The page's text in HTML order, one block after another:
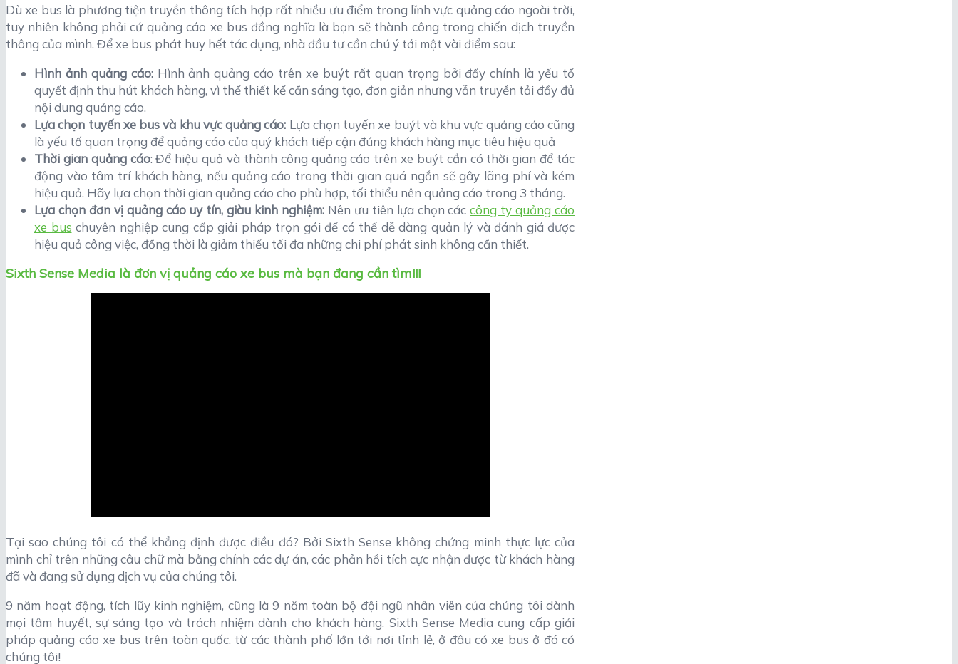
Dù xe bus là phương tiện truyền thông tích hợp rất nhiều ưu điểm trong lĩnh vực quảng cáo ngoài trời,
tuy nhiên không phải cứ quảng cáo xe bus đồng nghĩa là bạn sẽ thành công trong chiến dịch truyền
thông của mình. Để xe bus phát huy hết tác dụng, nhà đầu tư cần chú ý tới một vài điểm sau:
Hình ảnh quảng cáo:Hình ảnh quảng cáo trên xe buýt rất quan trọng bởi đấy chính là yếu tố
quyết định thu hút khách hàng, vì thế thiết kế cần sáng tạo, đơn giản nhưng vẫn truyền tải đầy đủ
nội dung quảng cáo.
Lựa chọn tuyến xe bus và khu vực quảng cáo: Lựa chọn tuyến xe buýt và khu vực quảng cáo cũng
là yếu tố quan trọng để quảng cáo của quý khách tiếp cận đúng khách hàng mục tiêu hiệu quả
Thời gian quảng cáo: Để hiệu quả và thành công quảng cáo trên xe buýt cần có thời gian để tác
động vào tâm trí khách hàng, nếu quảng cáo trong thời gian quá ngắn sẽ gây lãng phí và kém
hiệu quả. Hãy lựa chọn thời gian quảng cáo cho phù hợp, tối thiểu nên quảng cáo trong 3 tháng.
Lựa chọn đơn vị quảng cáo uy tín, giàu kinh nghiệm: Nên ưu tiên lựa chọn cáccông ty quảng cáo
xe bus chuyên nghiệp cung cấp giải pháp trọn gói để có thể dễ dàng quản lý và đánh giá được
hiệu quả công việc, đồng thời là giảm thiểu tối đa những chi phí phát sinh không cần thiết.
Sixth Sense Media là đơn vị quảng cáo xe bus mà bạn đang cần tìm!!!
Tại sao chúng tôi có thể khẳng định được điều đó? Bởi Sixth Sense không chứng minh thực lực của
mình chỉ trên những câu chữ mà bằng chính các dự án, các phản hồi tích cực nhận được từ khách hàng
đã và đang sử dụng dịch vụ của chúng tôi.
9 năm hoạt động, tích lũy kinh nghiệm, cũng là 9 năm toàn bộ đội ngũ nhân viên của chúng tôi dành
mọi tâm huyết, sự sáng tạo và trách nhiệm dành cho khách hàng. Sixth Sense Media cung cấp giải
pháp quảng cáo xe bus trên toàn quốc, từ các thành phố lớn tới nơi tỉnh lẻ, ở đâu có xe bus ở đó có
chúng tôi!